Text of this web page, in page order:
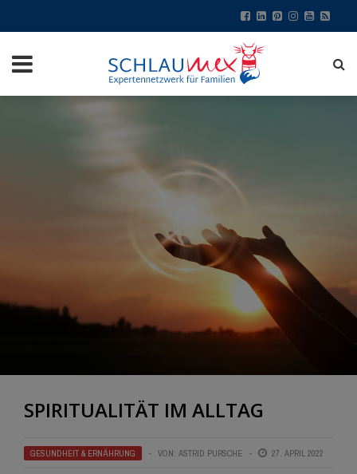
SPIRITUALITÄT IM ALLTAG
GESUNDHEIT & ERNÄHRUNG VON: ASTRID PURSCHE 27. APRIL 2022